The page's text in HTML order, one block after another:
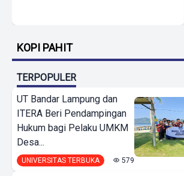
KOPI PAHIT
TERPOPULER
UT Bandar Lampung dan
ITERA Beri Pendampingan
Hukum bagi Pelaku UMKM
Desa...
UNIVERSITAS TERBUKA 579